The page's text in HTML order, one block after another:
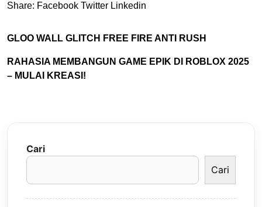
Share: Facebook Twitter Linkedin
GLOO WALL GLITCH FREE FIRE ANTI RUSH
RAHASIA MEMBANGUN GAME EPIK DI ROBLOX 2025
– MULAI KREASI!
Cari
Cari